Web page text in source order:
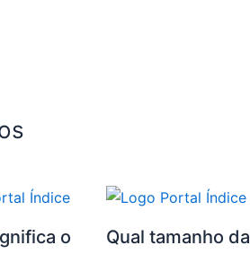
o
Qual tamanho da